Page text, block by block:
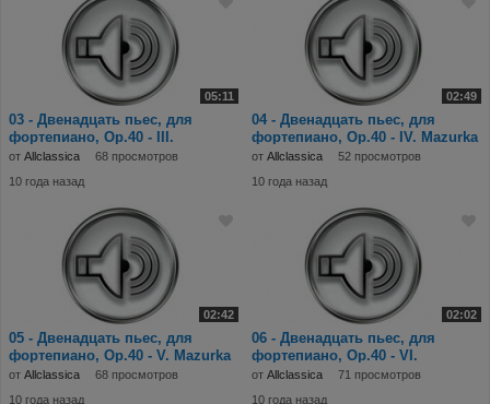
05:11
03 - Двенадцать пьес, для
фортепиано, Op.40 - III.
Marche.mp3
от Allclassica
68 просмотров
10 года назад
02:49
04 - Двенадцать пьес, для
фортепиано, Op.40 - IV. Mazurka
in C major.m
от Allclassica
52 просмотров
10 года назад
02:42
05 - Двенадцать пьес, для
фортепиано, Op.40 - V. Mazurka
in D major.mp
от Allclassica
68 просмотров
10 года назад
02:02
06 - Двенадцать пьес, для
фортепиано, Op.40 - VI.
Chant.mp3
от Allclassica
71 просмотров
10 года назад